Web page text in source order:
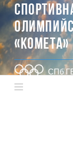
«КОМЕТА»
СПб